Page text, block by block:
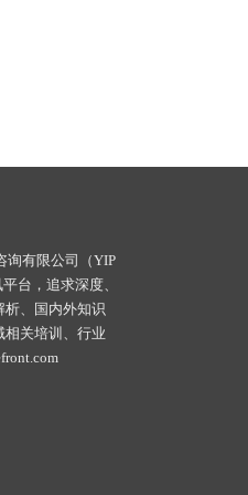
询有限公司（YIP
台，追求深度、
析、国内外知识
相关培训、行业